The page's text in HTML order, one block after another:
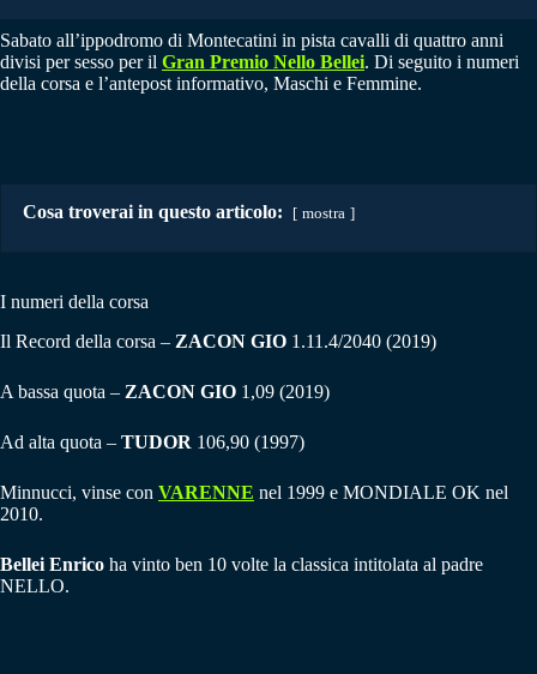
Sabato all’ippodromo di Montecatini in pista cavalli di quattro anni
divisi per sesso per il Gran Premio Nello Bellei. Di seguito i numeri
della corsa e l’antepost informativo, Maschi e Femmine.
Cosa troverai in questo articolo: mostra
I numeri della corsa
Il Record della corsa – ZACON GIO 1.11.4/2040 (2019)
A bassa quota – ZACON GIO 1,09 (2019)
Ad alta quota – TUDOR 106,90 (1997)
Minnucci, vinse con VARENNE nel 1999 e MONDIALE OK nel
2010.
Bellei Enrico ha vinto ben 10 volte la classica intitolata al padre
NELLO.